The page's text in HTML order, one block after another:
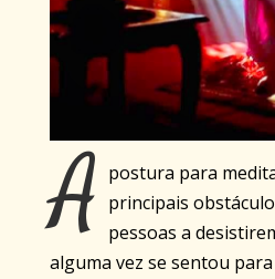
A postura para
principais
pessoas a
alguma vez se sentou